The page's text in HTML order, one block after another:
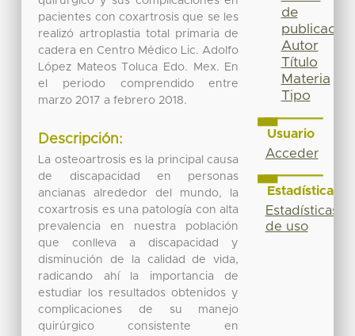
pacientes con coxartrosis que se les
realizó artroplastia total primaria de
cadera en Centro Médico Lic. Adolfo
López Mateos Toluca Edo. Mex. En
el periodo comprendido entre
marzo 2017 a febrero 2018.
Descripción:
La osteoartrosis es la principal causa
de discapacidad en personas
ancianas alrededor del mundo, la
coxartrosis es una patología con alta
prevalencia en nuestra población
que conlleva a discapacidad y
disminución de la calidad de vida,
radicando ahí la importancia de
estudiar los resultados obtenidos y
complicaciones de su manejo
quirúrgico consistente en
de
publicación
Autor
Título
Materia
Tipo
Usuario
Acceder
Estadísticas
Estadísticas
de uso